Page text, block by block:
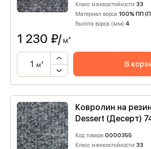
Класс износостойкости:33
Материал ворса:100% ПП
Высота ворса (мм):4
1 230 ₽/м²
м² В
Ковролин на
Dessert (Десерт)
Код товара:0000355
Класс износостойкости:33